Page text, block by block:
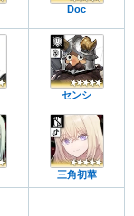
Doc
センシ
三角初華